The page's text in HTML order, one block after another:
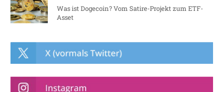
Was ist Dogecoin? Vom Satire-Projekt zum ETF-
Asset